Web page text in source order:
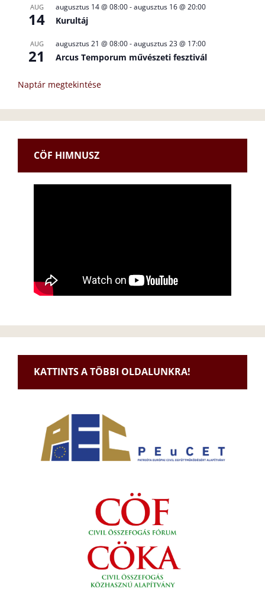
AUG
14
augusztus 14 @ 08:00-augusztus 16 @ 20:00
Kurultáj
AUG
21
augusztus 21 @ 08:00-augusztus 23 @ 17:00
Arcus Temporum művészeti fesztivál
Naptár megtekintése
CÖF HIMNUSZ
KATTINTS A TÖBBI OLDALUNKRA!